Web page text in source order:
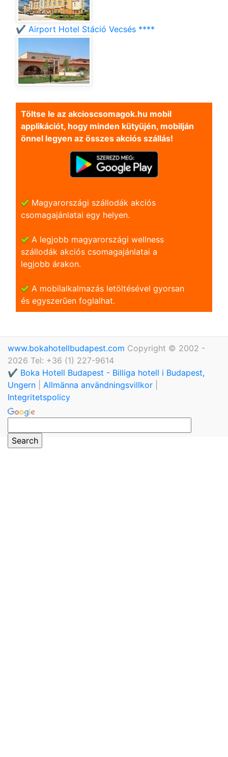
✔️ Airport Hotel Stáció Vecsés ****
Töltse le az akcioscsomagok.hu mobil
applikációt, hogy minden kütyüjén, mobilján
önnel legyen az összes akciós szállás!
Magyarországi szállodák akciós
csomagajánlatai egy helyen.
A legjobb magyarországi wellness
szállodák akciós csomagajánlatai a
legjobb árakon.
A mobilalkalmazás letöltésével gyorsan
és egyszerũen foglalhat.
www.bokahotellbudapest.com Copyright © 2002 -
2026 Tel: +36 (1) 227-9614
✔️ Boka Hotell Budapest - Billiga hotell i Budapest,
Ungern
Allmänna användningsvillkor
Integritetspolicy